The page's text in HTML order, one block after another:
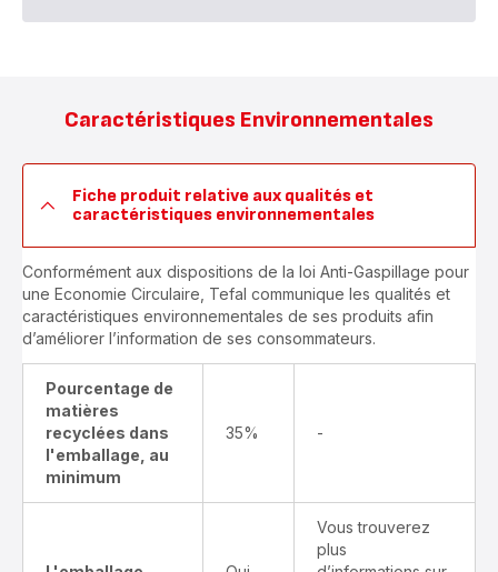
Caractéristiques Environnementales
Fiche produit relative aux qualités et
caractéristiques environnementales
Conformément aux dispositions de la loi Anti-Gaspillage pour
une Economie Circulaire, Tefal communique les qualités et
caractéristiques environnementales de ses produits afin
d’améliorer l’information de ses consommateurs.
Pourcentage de
matières
recyclées dans
l'emballage, au
minimum
35% -
Vous trouverez
plus